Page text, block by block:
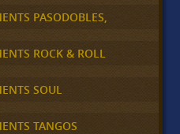
PASODOBLES,
ROCK & ROLL
SOUL
TANGOS